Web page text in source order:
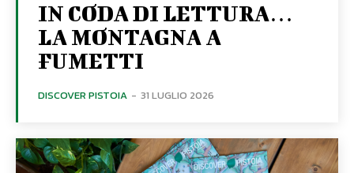
IN CODA DI LETTURA…
LA MONTAGNA A
FUMETTI
DISCOVER PISTOIA - 31 LUGLIO 2026